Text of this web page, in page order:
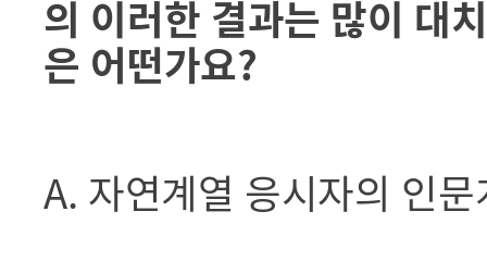
의 이러한 결과는 많이 대
은 어떤가요?
A. 자연계열 응시자의 인